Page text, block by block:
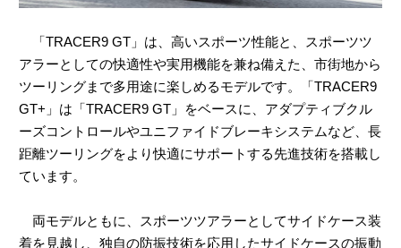
「TRACER9 GT」は、高いスポーツ性能と、スポーツツ
アラーとしての快適性や実用機能を兼ね備えた、市街地から
ツーリングまで多用途に楽しめるモデルです。「TRACER9
GT+」は「TRACER9 GT」をベースに、アダプティブクル
ーズコントロールやユニファイドブレーキシステムなど、長
距離ツーリングをより快適にサポートする先進技術を搭載し
ています。
両モデルともに、スポーツツアラーとしてサイドケース装
着を見越し、独自の防振技術を応用したサイドケースの振動